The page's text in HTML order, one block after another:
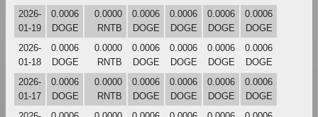
2026-
01-19
0.0006
DOGE
0.0000
RNTB
0.0006
DOGE
0.0006
DOGE
0.0006
DOGE
0.0006
DOGE
2026-
01-18
0.0006
DOGE
0.0000
RNTB
0.0006
DOGE
0.0006
DOGE
0.0006
DOGE
0.0006
DOGE
2026-
01-17
0.0006
DOGE
0.0000
RNTB
0.0006
DOGE
0.0006
DOGE
0.0006
DOGE
0.0006
DOGE